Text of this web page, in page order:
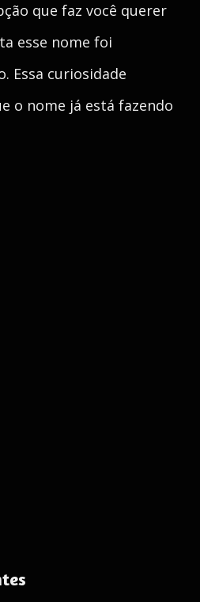
que faz você querer
esse nome foi
Essa curiosidade
o nome já está fazendo